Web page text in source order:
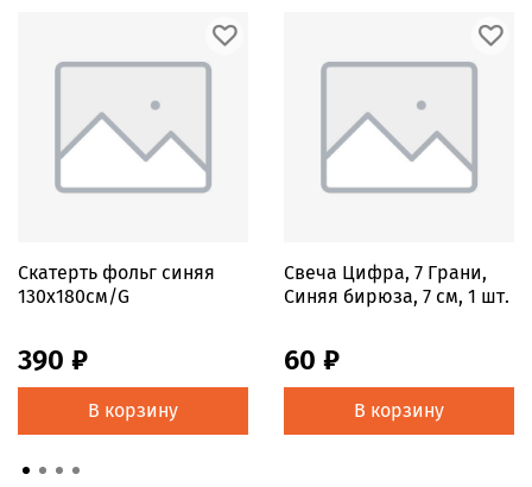
Скатерть фольг синяя
130х180см/G
390 ₽
В корзину
Свеча Цифра, 7 Грани,
Синяя бирюза, 7 см, 1 шт.
60 ₽
В корзину